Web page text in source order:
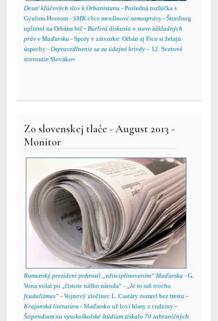
Desať kľúčových slov k Orbanistanu - Posledná rozlúčka s
Gyulom Hornom - SMK chce menšinové samosprávy - Štrasburg
uplietol na Orbána bič - Búrlivá diskusia o stave základných
práv v Maďarsku - Spory v zátvorke: Orbán aj Fico si želajú
úspechy - Ospravedlnenie sa za údajné krivdy - 12. Svetové
stretnutie Slovákov
Zo slovenskej tlače - August 2013 -
Monitor
Rumunský prezident pohrozil „zdisciplinovaním“ Maďarska - G.
Vona volal po „čistote nášho národa“ - „Je to tak trochu
feudalizmus“ - Vojnový zločinec L. Csatáry zomrel bez trestu -
Krajanská literatúra - Maďarsko už loví hlasy z cudziny -
Štipendium na vysokoškolské štúdium získalo 70 zahraničných